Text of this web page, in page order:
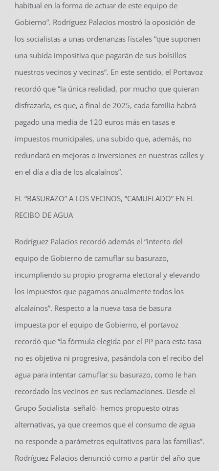
habitual en la forma de actuar de este equipo de
Gobierno”. Rodríguez Palacios mostró la oposición de
los socialistas a unas ordenanzas fiscales “que suponen
una subida impositiva que pagarán de sus bolsillos
nuestros vecinos y vecinas”. En este sentido, el Portavoz
recordó que “la única realidad, por mucho que quieran
disfrazarla, es que, a final de 2025, cada familia habrá
pagado una media de 120 euros más en tasas e
impuestos municipales, una subido que, además, no
redundará en mejoras o inversiones en nuestras calles y
en el día a día de los alcalaínos”.
EL “BASURAZO” A LOS VECINOS, “CAMUFLADO” EN EL
RECIBO DE AGUA
Rodríguez Palacios recordó además el “intento del
equipo de Gobierno de camuflar su basurazo,
incumpliendo su propio programa electoral y elevando
los impuestos que pagamos anualmente todos los
alcalaínos”. Respecto a la nueva tasa de basura
impuesta por el equipo de Gobierno, el portavoz
recordó que “la fórmula elegida por el PP para esta tasa
no es objetiva ni progresiva, pasándola con el recibo del
agua para intentar camuflar su basurazo, como le han
recordado los vecinos en sus reclamaciones. Desde el
Grupo Socialista -señaló- hemos propuesto otras
alternativas, ya que creemos que el consumo de agua
no responde a parámetros equitativos para las familias”.
Rodríguez Palacios denunció como a partir del año que